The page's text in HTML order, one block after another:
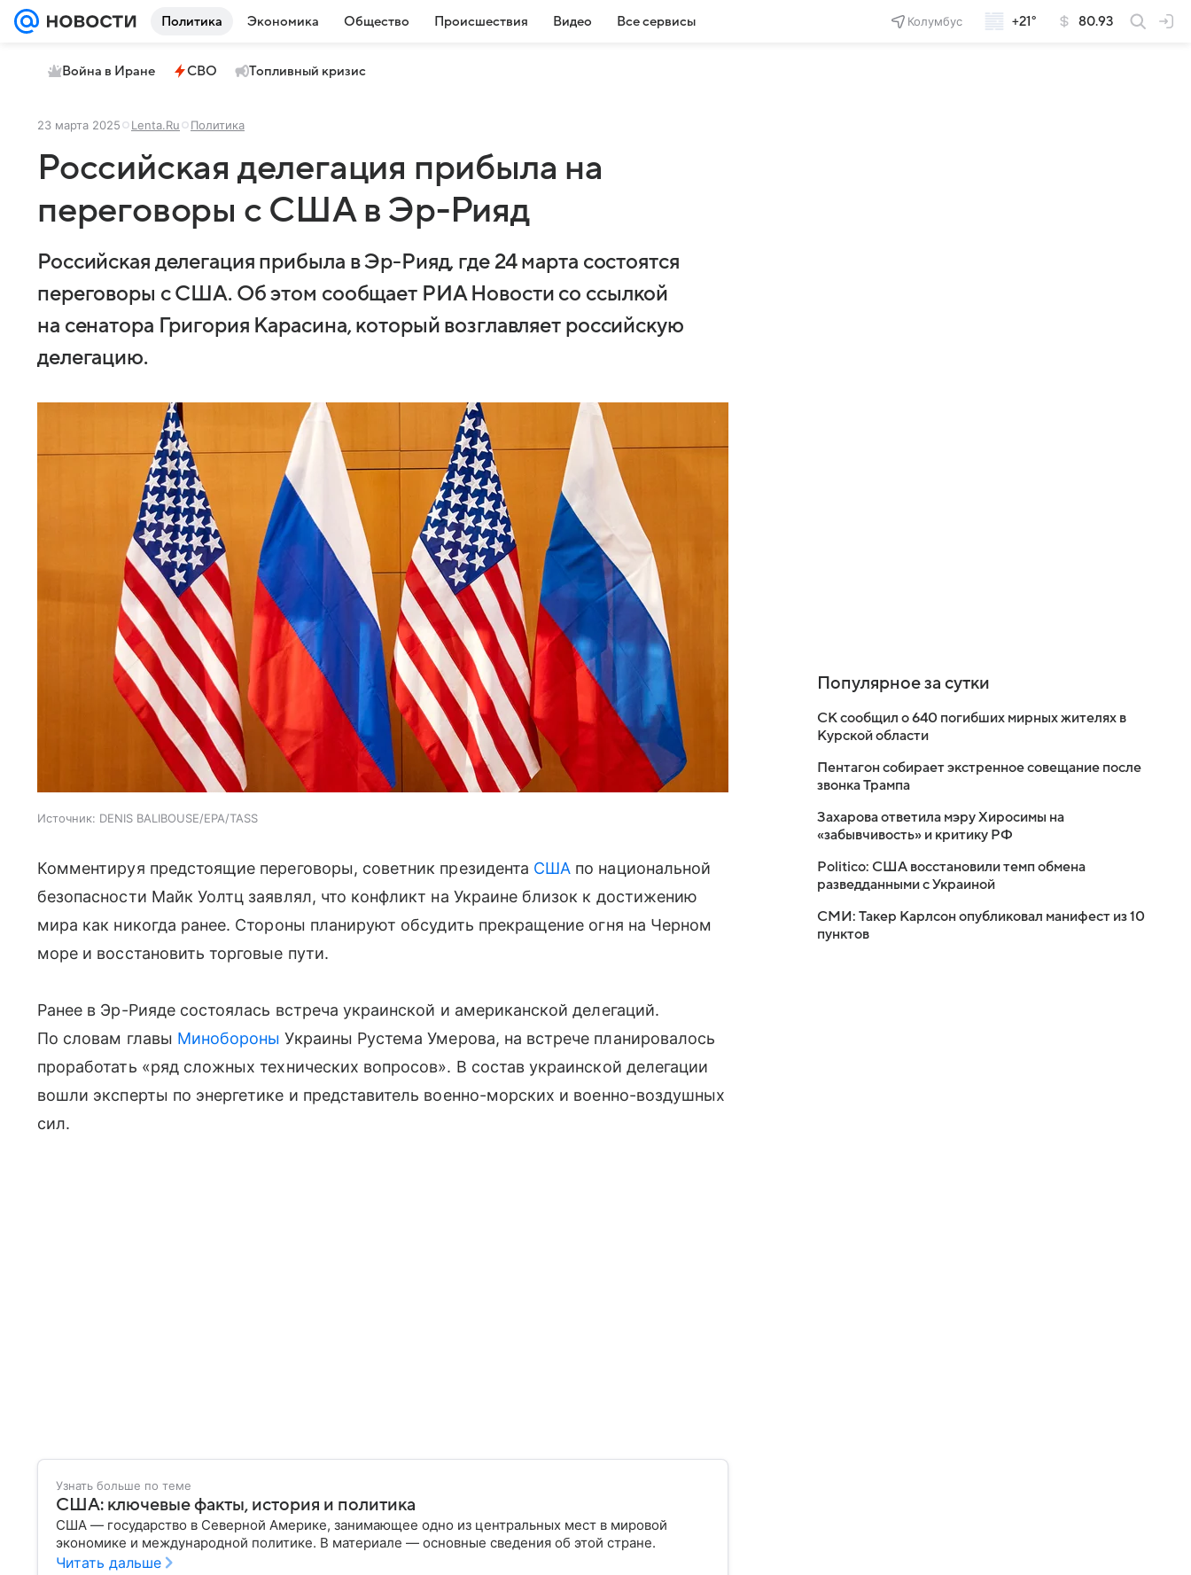
Политика Экономика Общество Происшествия Видео Все сервисы Колумбус +21° 80.93
Война в Иране СВО Топливный кризис
23 марта 2025 Lenta.Ru Политика
Российская делегация прибыла на
переговоры с США в Эр-Рияд
Российская делегация прибыла в Эр-Рияд, где 24 марта состоятся
переговоры с США. Об этом сообщает РИА Новости со ссылкой
на сенатора Григория Карасина, который возглавляет российскую
делегацию.
Источник: DENIS BALIBOUSE/EPA/TASS
Комментируя предстоящие переговоры, советник президента США по национальной
безопасности Майк Уолтц заявлял, что конфликт на Украине близок к достижению
мира как никогда ранее. Стороны планируют обсудить прекращение огня на Черном
море и восстановить торговые пути.
Ранее в Эр-Рияде состоялась встреча украинской и американской делегаций.
По словам главы Минобороны Украины Рустема Умерова, на встрече планировалось
проработать «ряд сложных технических вопросов». В состав украинской делегации
вошли эксперты по энергетике и представитель военно-морских и военно-воздушных
сил.
Узнать больше по теме
США: ключевые факты, история и политика
США — государство в Северной Америке, занимающее одно из центральных мест в мировой
экономике и международной политике. В материале — основные сведения об этой стране.
Читать дальше
Популярное за сутки
СК сообщил о 640 погибших мирных жителях в
Курской области
Пентагон собирает экстренное совещание после
звонка Трампа
Захарова ответила мэру Хиросимы на
«забывчивость» и критику РФ
Politico: США восстановили темп обмена
разведданными с Украиной
СМИ: Такер Карлсон опубликовал манифест из 10
пунктов